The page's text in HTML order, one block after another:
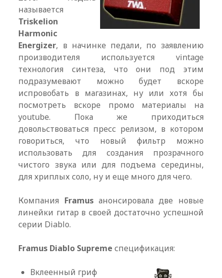
называется
Triskelion
Harmonic
Energizer, в начинке педали, по заявлению
производителя используется vintage
технология синтеза, что они под этим
подразумевают можно будет вскоре
испровобать в магазинах, ну или хотя бы
посмотреть вскоре промо материалы на
youtube. Пока же приходиться
довольствоваться пресс релизом, в котором
говориться, что новый фильтр можно
использовать для создания прозрачного
чистого звука или для подъема середины,
для хриплых соло, ну и еще много для чего.
Компания Framusанонсировала две новые
линейки гитар в своей достаточно успешной
серии Diablo.
Framus Diablo Supreme спецификация:
Вклеенный гриф